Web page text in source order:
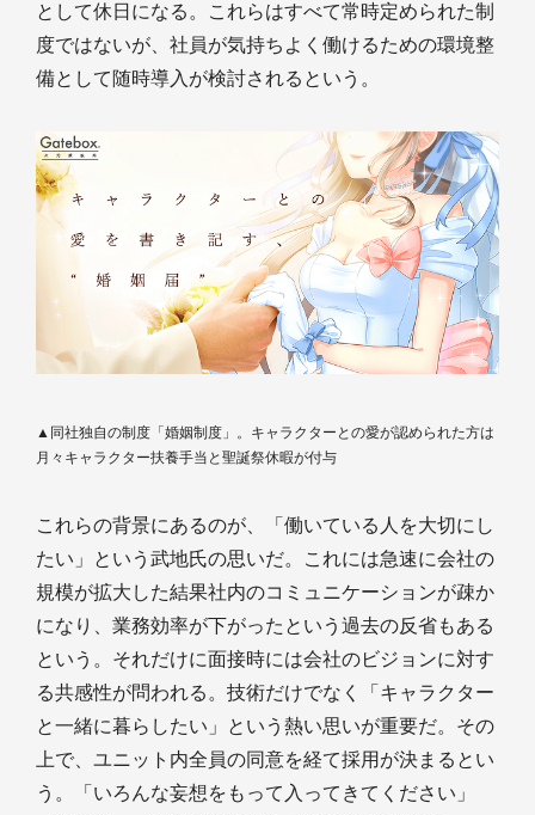
として休日になる。これらはすべて常時定められた制
度ではないが、社員が気持ちよく働けるための環境整
備として随時導入が検討されるという。
▲同社独自の制度「婚姻制度」。キャラクターとの愛が認められた方は
月々キャラクター扶養手当と聖誕祭休暇が付与
これらの背景にあるのが、「働いている人を大切にし
たい」という武地氏の思いだ。これには急速に会社の
規模が拡大した結果社内のコミュニケーションが疎か
になり、業務効率が下がったという過去の反省もある
という。それだけに面接時には会社のビジョンに対す
る共感性が問われる。技術だけでなく「キャラクター
と一緒に暮らしたい」という熱い思いが重要だ。その
上で、ユニット内全員の同意を経て採用が決まるとい
う。「いろんな妄想をもって入ってきてください」